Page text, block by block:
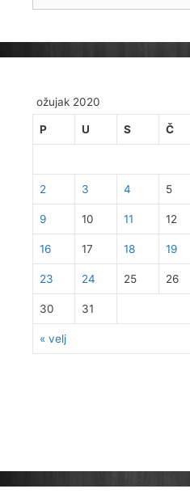
ožujak 2020
P U S Č
« velj
2 3 4 5
9 10 11 12
16 17 18 19
23 24 25 26
30 31